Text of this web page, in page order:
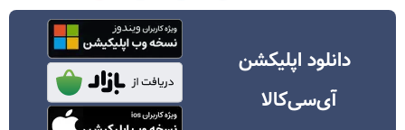
دانلود اپلیکشن
آی‌سی‌کالا